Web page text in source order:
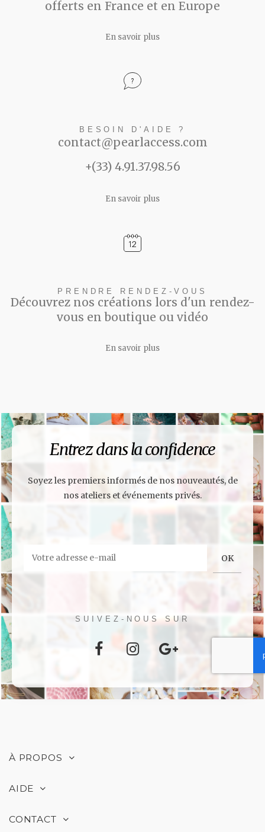
offerts en France et en Europe
En savoir plus
BESOIN D'AIDE ?
contact@pearlaccess.com
+(33) 4.91.37.98.56
En savoir plus
PRENDRE RENDEZ-VOUS
Découvrez nos créations lors d'un rendez-
vous en boutique ou vidéo
En savoir plus
Entrez dans la confidence
Soyez les premiers informés de nos nouveautés, de
nos ateliers et événements privés.
SUIVEZ-NOUS SUR
À PROPOS
AIDE
CONTACT